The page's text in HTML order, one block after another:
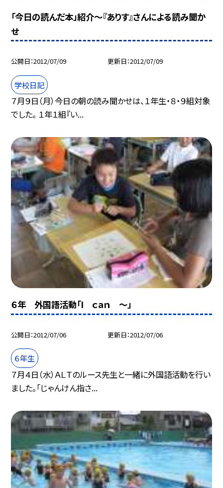
「今日の読んだ本」紹介〜『ありす』さんによる読み聞か
せ
公開日 2012/07/09 更新日 2012/07/09
学校日記
７月９日（月）今日の朝の読み聞かせは、１年生・８・９組対象
でした。 １年１組『い...
６年 外国語活動「I ｃａｎ 〜」
公開日 2012/07/06 更新日 2012/07/06
６年生
７月４日（水）ＡＬＴのルース先生と一緒に外国語活動を行い
ました。「じゃんけん指さ...